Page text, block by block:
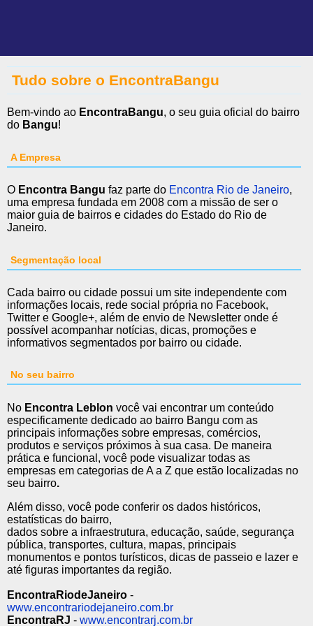
Tudo sobre o EncontraBangu
Bem-vindo ao EncontraBangu, o seu guia oficial do bairro
do Bangu!
A Empresa
O Encontra Bangu faz parte do Encontra Rio de Janeiro,
uma empresa fundada em 2008 com a missão de ser o
maior guia de bairros e cidades do Estado do Rio de
Janeiro.
Segmentação local
Cada bairro ou cidade possui um site independente com
informações locais, rede social própria no Facebook,
Twitter e Google+, além de envio de Newsletter onde é
possível acompanhar notícias, dicas, promoções e
informativos segmentados por bairro ou cidade.
No seu bairro
No Encontra Leblon você vai encontrar um conteúdo
especificamente dedicado ao bairro Bangu com as
principais informações sobre empresas, comércios,
produtos e serviços próximos à sua casa. De maneira
prática e funcional, você pode visualizar todas as
empresas em categorias de A a Z que estão localizadas no
seu bairro.
Além disso, você pode conferir os dados históricos,
estatísticas do bairro,
dados sobre a infraestrutura, educação, saúde, segurança
pública, transportes, cultura, mapas, principais
monumentos e pontos turísticos, dicas de passeio e lazer e
até figuras importantes da região.
EncontraRiodeJaneiro -
www.encontrariodejaneiro.com.br
EncontraRJ - www.encontrarj.com.br